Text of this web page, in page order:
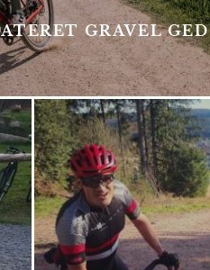
GRAVEL GED